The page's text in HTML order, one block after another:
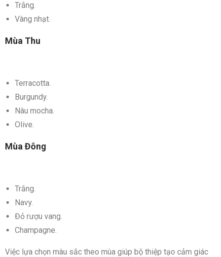
Trắng.
Vàng nhạt.
Mùa Thu
Terracotta.
Burgundy.
Nâu mocha.
Olive.
Mùa Đông
Trắng.
Navy.
Đỏ rượu vang.
Champagne.
Việc lựa chọn màu sắc theo mùa giúp bộ thiệp tạo cảm giác